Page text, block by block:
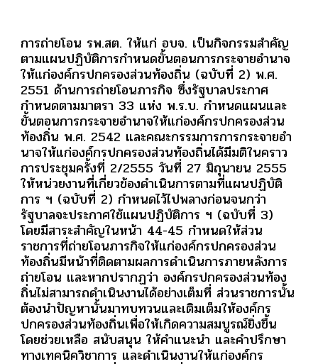
การถ่ายโอน รพ.สต. ให้แก่ อบจ. เป็นกิจกรรมสำคัญ
ตามแผนปฏิบัติการกำหนดขั้นตอนการกระจายอำนาจ
ให้แก่องค์กรปกครองส่วนท้องถิ่น (ฉบับที่ 2) พ.ศ.
2551 ด้านการถ่ายโอนภารกิจ ซึ่งรัฐบาลประกาศ
กำหนดตามมาตรา 33 แห่ง พ.ร.บ. กำหนดแผนและ
ขั้นตอนการกระจายอำนาจให้แก่องค์กรปกครองส่วน
ท้องถิ่น พ.ศ. 2542 และคณะกรรมการการกระจายอำ
นาจให้แก่องค์กรปกครองส่วนท้องถิ่นได้มีมติในคราว
การประชุมครั้งที่ 2/2555 วันที่ 27 มิถุนายน 2555
ให้หน่วยงานที่เกี่ยวข้องดำเนินการตามที่แผนปฏิบัติ
การ ฯ (ฉบับที่ 2) กำหนดไว้ไปพลางก่อนจนกว่า
รัฐบาลจะประกาศใช้แผนปฏิบัติการ ฯ (ฉบับที่ 3)
โดยมีสาระสำคัญในหน้า 44-45 กำหนดให้ส่วน
ราชการที่ถ่ายโอนภารกิจให้แก่องค์กรปกครองส่วน
ท้องถิ่นมีหน้าที่ติดตามผลการดำเนินการภายหลังการ
ถ่ายโอน และหากปรากฏว่า องค์กรปกครองส่วนท้อง
ถิ่นไม่สามารถดำเนินงานได้อย่างเต็มที่ ส่วนราชการนั้น
ต้องนำปัญหานั้นมาทบทวนและเติมเต็มให้องค์กร
ปกครองส่วนท้องถิ่นเพื่อให้เกิดความสมบูรณ์ยิ่งขึ้น
โดยช่วยเหลือ สนับสนุน ให้คำแนะนำ และคำปรึกษา
ทางเทคนิควิชาการ และดำเนินงานให้แก่องค์กร